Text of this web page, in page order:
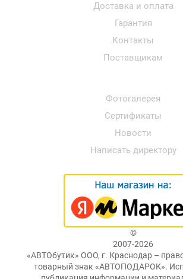
Доставка и оплата
Гарантия
Контакты
Поставщикам
Фотогалерея
Сертификаты
Новости
Написать директору
©
2007-2026
«АВТОбутик» ООО, г. Краснодар –
товарный знак «АВТОПОДАРОК».